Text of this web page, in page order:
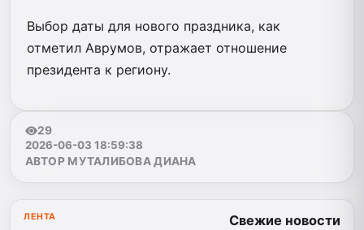
Выбор даты для нового праздника, как
отметил Аврумов, отражает отношение
президента к региону.
29
2026-06-03 18:59:38
АВТОР МУТАЛИБОВА ДИАНА
ЛЕНТА Свежие новости